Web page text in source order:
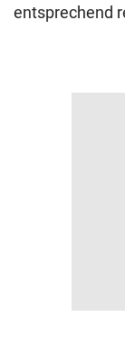
entsprechend